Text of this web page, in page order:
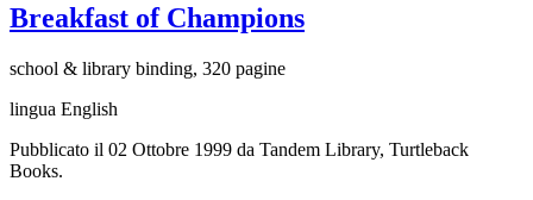
Breakfast of Champions
school & library binding, 320 pagine
lingua English
Pubblicato il 02 Ottobre 1999 da Tandem Library, Turtleback
Books.